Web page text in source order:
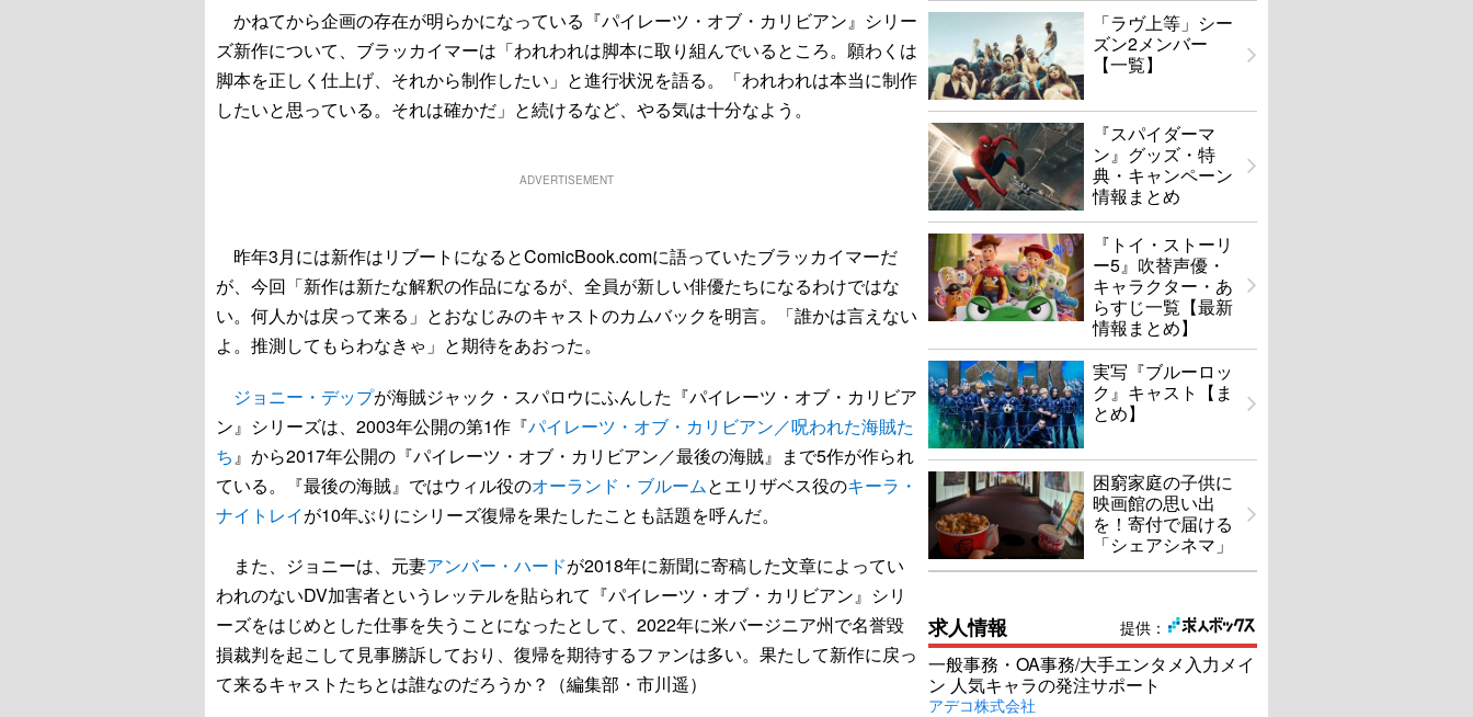
かねてから企画の存在が明らかになっている『パイレーツ・オブ・カリビアン』シリー
ズ新作について、ブラッカイマーは「われわれは脚本に取り組んでいるところ。願わくは
脚本を正しく仕上げ、それから制作したい」と進行状況を語る。「われわれは本当に制作
したいと思っている。それは確かだ」と続けるなど、やる気は十分なよう。
ADVERTISEMENT
昨年3月には新作はリブートになるとComicBook.comに語っていたブラッカイマーだ
が、今回「新作は新たな解釈の作品になるが、全員が新しい俳優たちになるわけではな
い。何人かは戻って来る」とおなじみのキャストのカムバックを明言。「誰かは言えない
よ。推測してもらわなきゃ」と期待をあおった。
ジョニー・デップが海賊ジャック・スパロウにふんした『パイレーツ・オブ・カリビア
ン』シリーズは、2003年公開の第1作『パイレーツ・オブ・カリビアン／呪われた海賊た
ち 』から2017年公開の『パイレーツ・オブ・カリビアン／最後の海賊』まで5作が作られ
ている。『最後の海賊』ではウィル役のオーランド・ブルームとエリザベス役のキーラ・
ナイトレイが10年ぶりにシリーズ復帰を果たしたことも話題を呼んだ。
また、ジョニーは、元妻アンバー・ハードが2018年に新聞に寄稿した文章によってい
われのないDV加害者というレッテルを貼られて『パイレーツ・オブ・カリビアン』シリ
ーズをはじめとした仕事を失うことになったとして、2022年に米バージニア州で名誉毀
損裁判を起こして見事勝訴しており、復帰を期待するファンは多い。果たして新作に戻っ
て来るキャストたちとは誰なのだろうか？（編集部・市川遥）
「ラヴ上等」シー
ズン2メンバー
【一覧】
『スパイダーマ
ン』グッズ・特
典・キャンペーン
情報まとめ
『トイ・ストーリ
ー5』吹替声優・
キャラクター・あ
らすじ一覧【最新
情報まとめ】
実写『ブルーロッ
ク』キャスト【ま
とめ】
困窮家庭の子供に
映画館の思い出
を！寄付で届ける
「シェアシネマ」
提供：
求人情報
一般事務・OA事務/大手エンタメ入力メイ
ン 人気キャラの発注サポート
アデコ株式会社